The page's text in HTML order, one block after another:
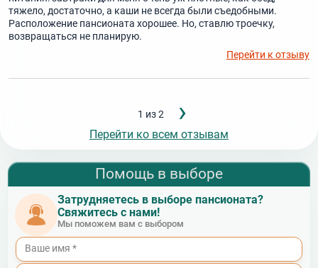
тяжело, достаточно, а каши не всегда были съедобными.
Расположение пансионата хорошее. Но, ставлю троечку,
возвращаться не планирую.
Перейти к отзыву
1 из 2 страница
›
Перейти ко всем отзывам
Помощь в выборе
Затрудняетесь в выборе пансионата?
Свяжитесь с нами!
Мы поможем вам с выбором